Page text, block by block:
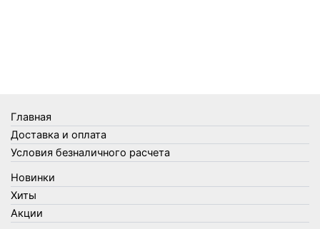
Товары для кухни
Товары для сада и огорода
Товары для туризма и отдыха
Упаковка
Утеплители и прочее
Фонари, лампы и удлинители
Главная
Доставка и оплата
Условия безналичного расчета
Новинки
Хиты
Акции